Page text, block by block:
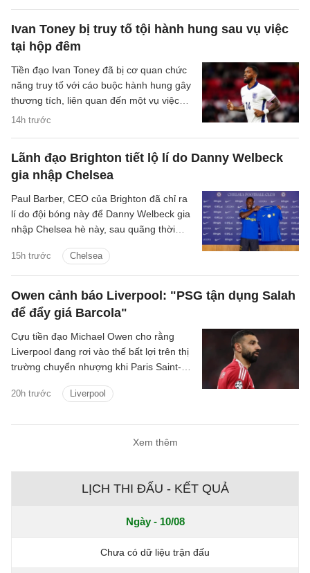
Ivan Toney bị truy tố tội hành hung sau vụ việc
tại hộp đêm
14h trước
Tiền đạo Ivan Toney đã bị cơ quan chức
năng truy tố với cáo buộc hành hung gây
thương tích, liên quan đến một vụ việc
xảy ra tại hộp đêm vào tháng 12/2025.
Lãnh đạo Brighton tiết lộ lí do Danny Welbeck
gia nhập Chelsea
15h trước Chelsea
Paul Barber, CEO của Brighton đã chỉ ra
lí do đội bóng này để Danny Welbeck gia
nhập Chelsea hè này, sau quãng thời
Owen cảnh báo Liverpool: "PSG tận dụng Salah
để đẩy giá Barcola"
20h trước Liverpool
Cựu tiền đạo Michael Owen cho rằng
Liverpool đang rơi vào thế bất lợi trên thị
trường chuyển nhượng khi Paris Saint-
người thay Mohamed Salah để đẩy giá
Xem thêm
LỊCH THI ĐẤU - KẾT QUẢ
Ngày - 10/08
Chưa có dữ liệu trận đấu